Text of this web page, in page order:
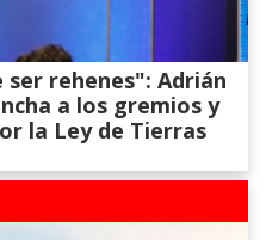
rehenes": Adrián
a los gremios y
la Ley de Tierras